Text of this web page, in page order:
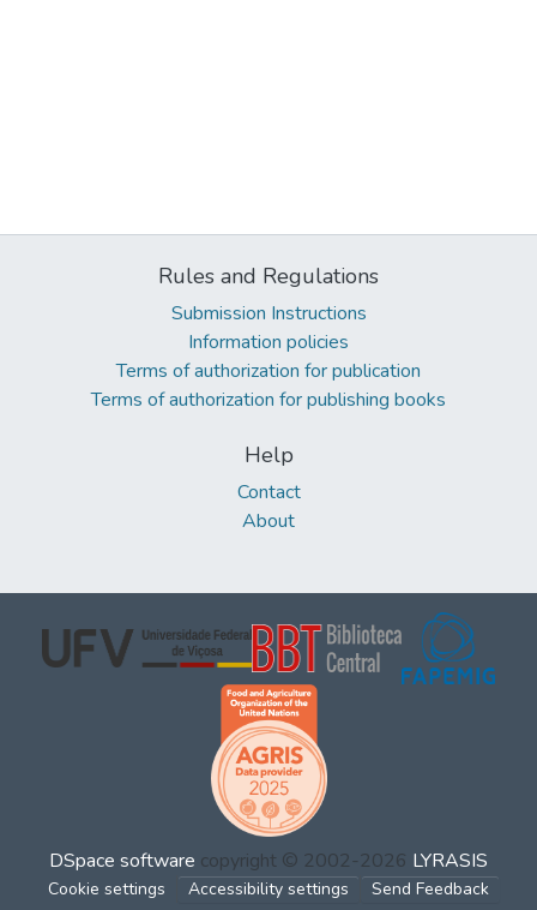
Rules and Regulations
Submission Instructions
Information policies
Terms of authorization for publication
Terms of authorization for publishing books
Help
Contact
About
DSpace software copyright © 2002-2026 LYRASIS
Cookie settings Accessibility settings Send Feedback